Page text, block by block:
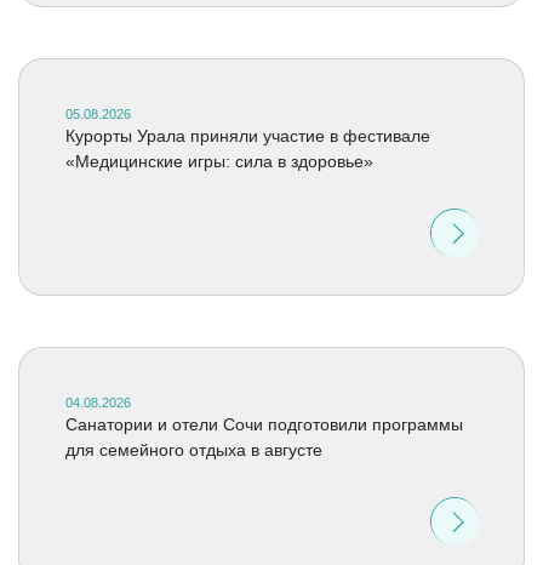
05.08.2026
Курорты Урала приняли участие в фестивале
«Медицинские игры: сила в здоровье»
04.08.2026
Санатории и отели Сочи подготовили программы
для семейного отдыха в августе